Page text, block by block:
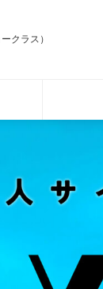
クラス）